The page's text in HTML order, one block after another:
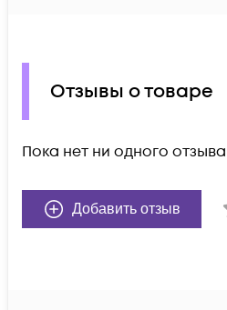
Отзывы о товаре
Пока нет ни одного отзыва
Добавить отзыв